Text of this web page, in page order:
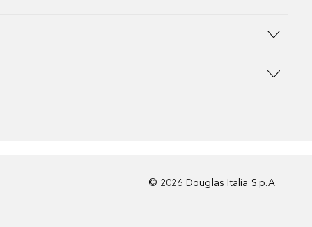
© 2026 Douglas Italia S.p.A.